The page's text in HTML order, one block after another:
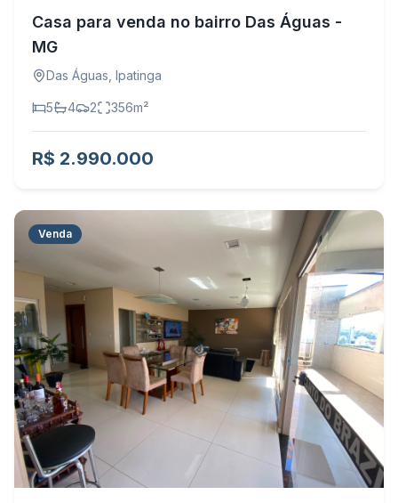
Casa para venda no bairro Das Águas -
MG
Das Águas Ipatinga
5 4 2 356m²
R$ 2.990.000
Venda